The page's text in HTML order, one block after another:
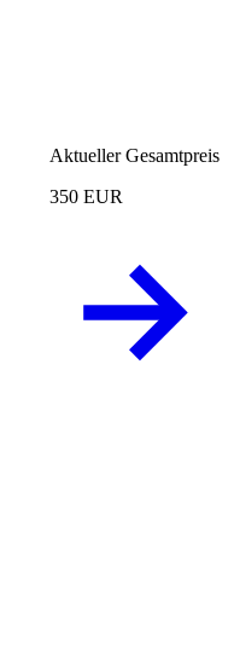
Aktueller Gesamtpreis
350 EUR